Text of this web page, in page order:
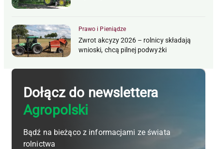
Prawo i Pieniądze
Zwrot akcyzy 2026 – rolnicy składają
wnioski, chcą pilnej podwyżki
Dołącz do newslettera
Agropolski
Bądź na bieżąco z informacjami ze świata
rolnictwa